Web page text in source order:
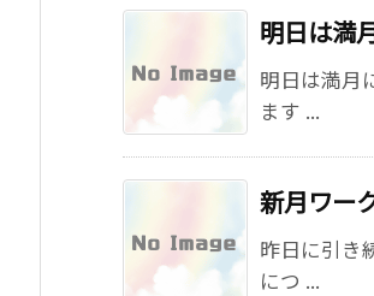
明日は満
明日は満月
ます ...
新月ワー
昨日に引き
につ ...